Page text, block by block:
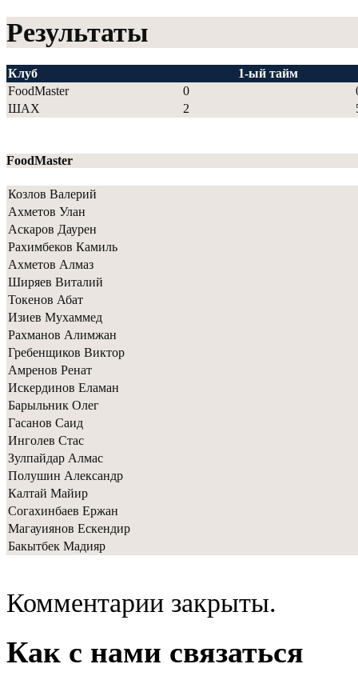
Результаты
Клуб
1-ый тайм
FoodMaster
0
ШАХ
2
FoodMaster
Козлов Валерий
Ахметов Улан
Аскаров Даурен
Рахимбеков Камиль
Ахметов Алмаз
Ширяев Виталий
Токенов Абат
Изиев Мухаммед
Рахманов Алимжан
Гребенщиков Виктор
Амренов Ренат
Искердинов Еламан
Барыльник Олег
Гасанов Саид
Инголев Стас
Зулпайдар Алмас
Полушин Александр
Калтай Майир
Согахинбаев Ержан
Магауиянов Ескендир
Бакытбек Мадияр
Комментарии закрыты.
Как с нами связаться